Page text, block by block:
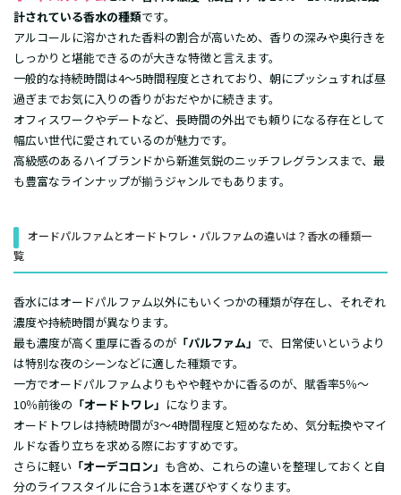
計されている香水の種類です。
アルコールに溶かされた香料の割合が高いため、香りの深みや奥行きを
しっかりと堪能できるのが大きな特徴と言えます。
一般的な持続時間は4〜5時間程度とされており、朝にプッシュすれば昼
過ぎまでお気に入りの香りがおだやかに続きます。
オフィスワークやデートなど、長時間の外出でも頼りになる存在として
幅広い世代に愛されているのが魅力です。
高級感のあるハイブランドから新進気鋭のニッチフレグランスまで、最
も豊富なラインナップが揃うジャンルでもあります。
オードパルファムとオードトワレ・パルファムの違いは？香水の種類一
覧
香水にはオードパルファム以外にもいくつかの種類が存在し、それぞれ
濃度や持続時間が異なります。
最も濃度が高く重厚に香るのが 「パルファム」 で、日常使いというより
は特別な夜のシーンなどに適した種類です。
一方でオードパルファムよりもやや軽やかに香るのが、賦香率5％〜
10％前後の 「オードトワレ」 になります。
オードトワレは持続時間が3〜4時間程度と短めなため、気分転換やマイ
ルドな香り立ちを求める際におすすめです。
さらに軽い 「オーデコロン」 も含め、これらの違いを整理しておくと自
分のライフスタイルに合う1本を選びやすくなります。